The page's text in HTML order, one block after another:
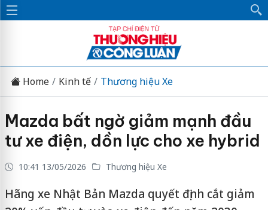
Home Kinh tế Thương hiệu Xe
Mazda bất ngờ giảm mạnh đầu
tư xe điện, dồn lực cho xe hybrid
10:41 13/05/2026 Thương hiệu Xe
Hãng xe Nhật Bản Mazda quyết định cắt giảm